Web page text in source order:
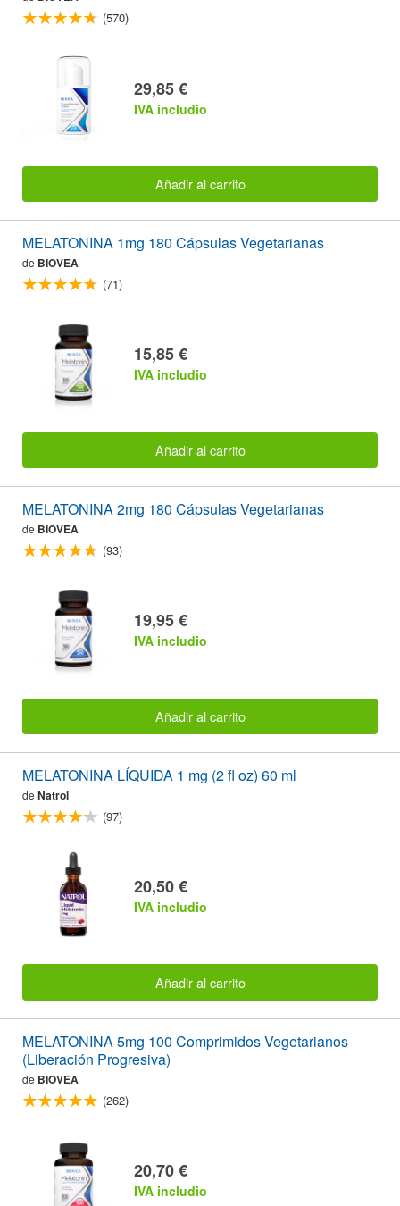
(570)
29,85 €
IVA includio
Añadir al carrito
MELATONINA 1mg 180 Cápsulas Vegetarianas
de BIOVEA
(71)
15,85 €
IVA includio
Añadir al carrito
MELATONINA 2mg 180 Cápsulas Vegetarianas
de BIOVEA
(93)
19,95 €
IVA includio
Añadir al carrito
MELATONINA LÍQUIDA 1 mg (2 fl oz) 60 ml
de Natrol
(97)
20,50 €
IVA includio
Añadir al carrito
MELATONINA 5mg 100 Comprimidos Vegetarianos
(Liberación Progresiva)
de BIOVEA
(262)
20,70 €
IVA includio